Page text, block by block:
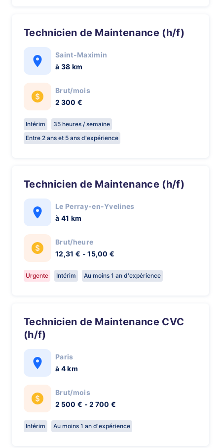
Technicien de Maintenance (h/f)
Saint-Maximin
à 38 km
Brut/mois
2 300 €
Intérim
35 heures / semaine
Entre 2 ans et 5 ans d'expérience
Technicien de Maintenance (h/f)
Le Perray-en-Yvelines
à 41 km
Brut/heure
12,31 € - 15,00 €
Urgente Intérim Au moins 1 an d'expérience
Technicien de Maintenance CVC
(h/f)
Paris
à 4 km
Brut/mois
2 500 € - 2 700 €
Intérim Au moins 1 an d'expérience